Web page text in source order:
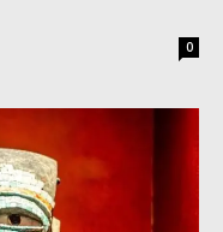
0